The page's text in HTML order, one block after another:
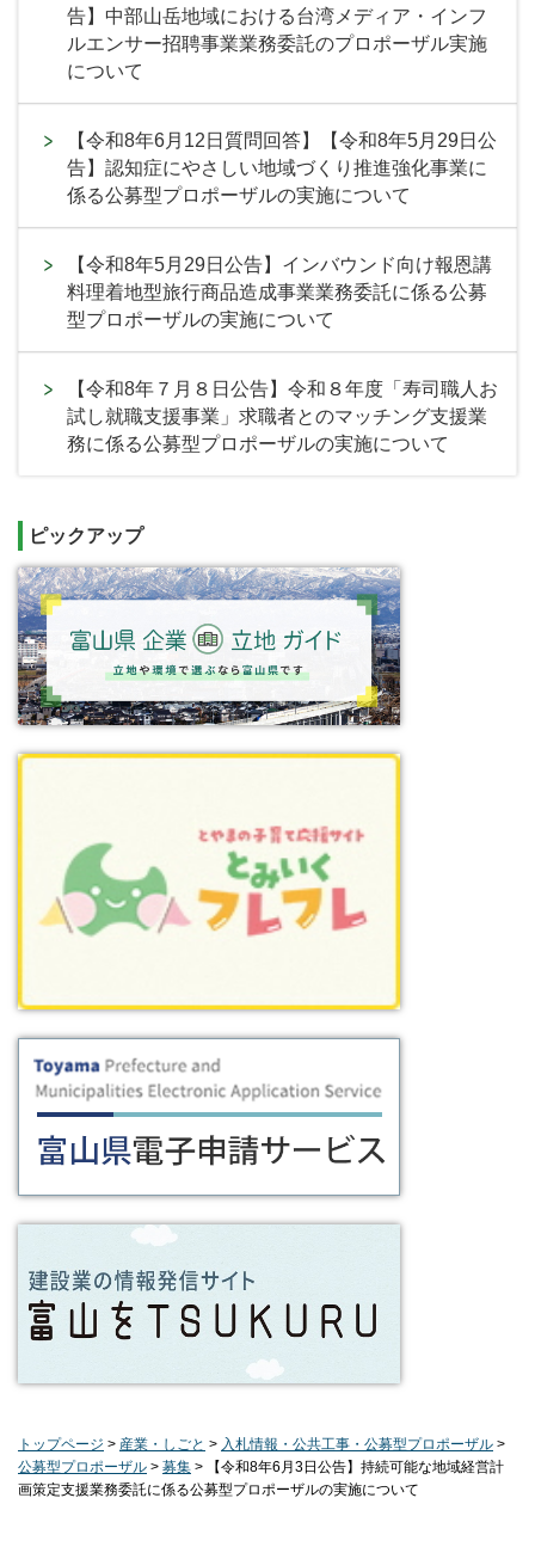
告】中部山岳地域における台湾メディア・インフ
ルエンサー招聘事業業務委託のプロポーザル実施
について
【令和8年6月12日質問回答】【令和8年5月29日公
告】認知症にやさしい地域づくり推進強化事業に
係る公募型プロポーザルの実施について
【令和8年5月29日公告】インバウンド向け報恩講
料理着地型旅行商品造成事業業務委託に係る公募
型プロポーザルの実施について
【令和8年７月８日公告】令和８年度「寿司職人お
試し就職支援事業」求職者とのマッチング支援業
務に係る公募型プロポーザルの実施について
ピックアップ
トップページ > 産業・しごと > 入札情報・公共工事・公募型プロポーザル >
公募型プロポーザル > 募集 > 【令和8年6月3日公告】持続可能な地域経営計
画策定支援業務委託に係る公募型プロポーザルの実施について